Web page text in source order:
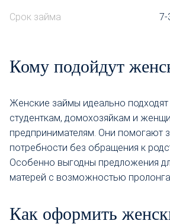
Срок займа 7-
Кому подойдут
Женские займы идеально
студенткам, домохозяйкам и
предпринимателям. Они помогают
потребности без обращения к
Особенно выгодны предложения
матерей с возможностью
Как оформить